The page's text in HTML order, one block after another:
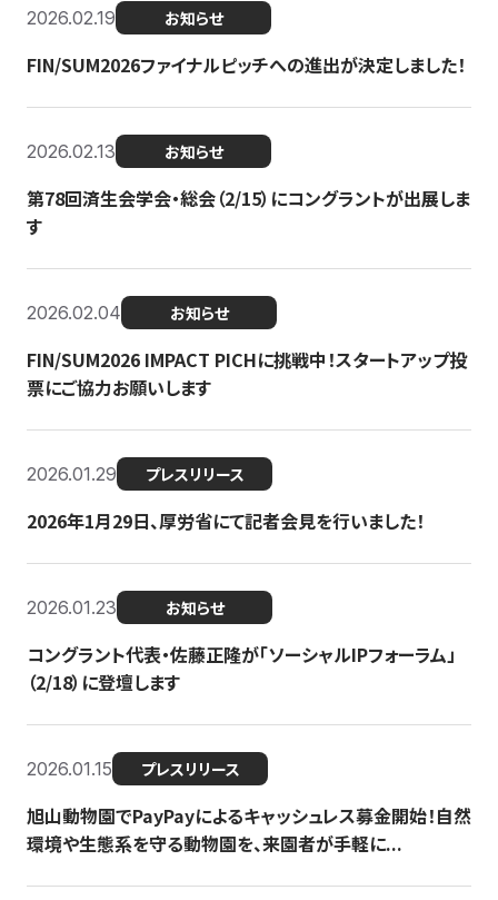
2026.02.19 お知らせ
FIN/SUM2026ファイナルピッチへの進出が決定しました！
2026.02.13 お知らせ
第78回済生会学会・総会（2/15）にコングラントが出展しま
す
2026.02.04 お知らせ
FIN/SUM2026 IMPACT PICHに挑戦中！スタートアップ投
票にご協力お願いします
2026.01.29 プレスリリース
2026年1月29日、厚労省にて記者会見を行いました！
2026.01.23 お知らせ
コングラント代表・佐藤正隆が「ソーシャルIPフォーラム」
（2/18）に登壇します
2026.01.15 プレスリリース
旭山動物園でPayPayによるキャッシュレス募金開始！自然
環境や生態系を守る動物園を、来園者が手軽に...